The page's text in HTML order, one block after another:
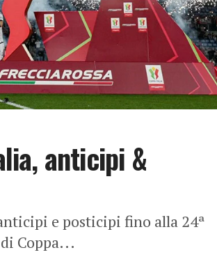
anticipi &
e posticipi fino alla 24ª
Coppa...